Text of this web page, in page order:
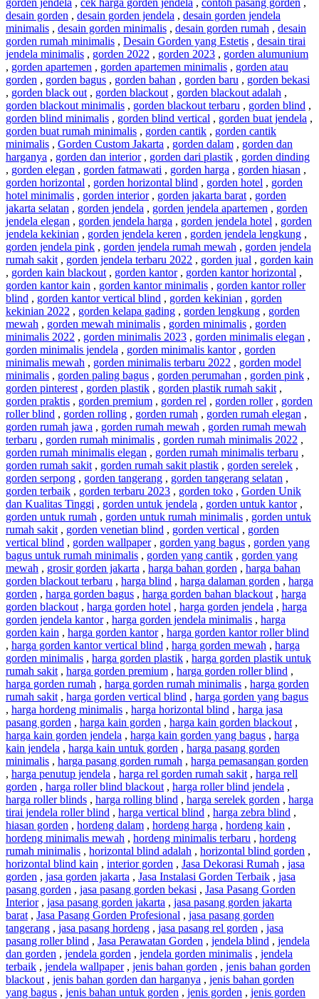
gorden jendela , cek harga gorden jendela , contoh pasang gorden ,
desain gorden , desain gorden jendela , desain gorden jendela
minimalis , desain gorden minimalis , desain gorden rumah , desain
gorden rumah minimalis , Desain Gorden yang Estetis , desain tirai
jendela minimalis , gorden 2022 , gorden 2023 , gorden alumunium
, gorden apartemen , gorden apartemen minimalis , gorden atau
gorden , gorden bagus , gorden bahan , gorden baru , gorden bekasi
, gorden black out , gorden blackout , gorden blackout adalah ,
gorden blackout minimalis , gorden blackout terbaru , gorden blind ,
gorden blind minimalis , gorden blind vertical , gorden buat jendela ,
gorden buat rumah minimalis , gorden cantik , gorden cantik
minimalis , Gorden Custom Jakarta , gorden dalam , gorden dan
harganya , gorden dan interior, gorden dari plastik , gorden dinding
, gorden elegan , gorden fatmawati , gorden harga , gorden hiasan ,
gorden horizontal , gorden horizontal blind , gorden hotel , gorden
hotel minimalis , gorden interior, gorden jakarta barat , gorden
jakarta selatan , gorden jendela , gorden jendela apartemen , gorden
jendela elegan , gorden jendela harga , gorden jendela hotel , gorden
jendela kekinian , gorden jendela keren , gorden jendela lengkung ,
gorden jendela pink , gorden jendela rumah mewah , gorden jendela
rumah sakit , gorden jendela terbaru 2022 , gorden jual , gorden kain
, gorden kain blackout , gorden kantor, gorden kantor horizontal ,
gorden kantor kain , gorden kantor minimalis , gorden kantor roller
blind , gorden kantor vertical blind , gorden kekinian , gorden
kekinian 2022 , gorden kelapa gading , gorden lengkung , gorden
mewah , gorden mewah minimalis , gorden minimalis , gorden
minimalis 2022 , gorden minimalis 2023 , gorden minimalis elegan ,
gorden minimalis jendela , gorden minimalis kantor, gorden
minimalis mewah , gorden minimalis terbaru 2022 , gorden model
minimalis , gorden paling bagus , gorden perumahan , gorden pink ,
gorden pinterest , gorden plastik , gorden plastik rumah sakit ,
gorden praktis , gorden premium , gorden rel , gorden roller, gorden
roller blind , gorden rolling , gorden rumah , gorden rumah elegan ,
gorden rumah jawa , gorden rumah mewah , gorden rumah mewah
terbaru , gorden rumah minimalis , gorden rumah minimalis 2022 ,
gorden rumah minimalis elegan , gorden rumah minimalis terbaru ,
gorden rumah sakit , gorden rumah sakit plastik , gorden serelek ,
gorden serpong , gorden tangerang , gorden tangerang selatan ,
gorden terbaik , gorden terbaru 2023 , gorden toko , Gorden Unik
dan Kualitas Tinggi , gorden untuk jendela , gorden untuk kantor,
gorden untuk rumah , gorden untuk rumah minimalis , gorden untuk
rumah sakit , gorden venetian blind , gorden vertical , gorden
vertical blind , gorden wallpaper, gorden yang bagus , gorden yang
bagus untuk rumah minimalis , gorden yang cantik , gorden yang
mewah , grosir gorden jakarta , harga bahan gorden , harga bahan
gorden blackout terbaru , harga blind , harga dalaman gorden , harga
gorden , harga gorden bagus , harga gorden bahan blackout , harga
gorden blackout , harga gorden hotel , harga gorden jendela , harga
gorden jendela kantor, harga gorden jendela minimalis , harga
gorden kain , harga gorden kantor, harga gorden kantor roller blind
, harga gorden kantor vertical blind , harga gorden mewah , harga
gorden minimalis , harga gorden plastik , harga gorden plastik untuk
rumah sakit , harga gorden premium , harga gorden roller blind ,
harga gorden rumah , harga gorden rumah minimalis , harga gorden
rumah sakit , harga gorden vertical blind , harga gorden yang bagus
, harga hordeng minimalis , harga horizontal blind , harga jasa
pasang gorden , harga kain gorden , harga kain gorden blackout ,
harga kain gorden jendela , harga kain gorden yang bagus , harga
kain jendela , harga kain untuk gorden , harga pasang gorden
minimalis , harga pasang gorden rumah , harga pemasangan gorden
, harga penutup jendela , harga rel gorden rumah sakit , harga rell
gorden , harga roller blind blackout , harga roller blind jendela ,
harga roller blinds , harga rolling blind , harga serelek gorden , harga
tirai jendela roller blind , harga vertical blind , harga zebra blind ,
hiasan gorden , hordeng dalam , hordeng harga , hordeng kain ,
hordeng minimalis mewah , hordeng minimalis terbaru , hordeng
rumah minimalis , horizontal blind adalah , horizontal blind gorden ,
horizontal blind kain , interior gorden , Jasa Dekorasi Rumah , jasa
gorden , jasa gorden jakarta , Jasa Instalasi Gorden Terbaik , jasa
pasang gorden , jasa pasang gorden bekasi , Jasa Pasang Gorden
Interior, jasa pasang gorden jakarta , jasa pasang gorden jakarta
barat , Jasa Pasang Gorden Profesional , jasa pasang gorden
tangerang , jasa pasang hordeng , jasa pasang rel gorden , jasa
pasang roller blind , Jasa Perawatan Gorden , jendela blind , jendela
dan gorden , jendela gorden , jendela gorden minimalis , jendela
terbaik , jendela wallpaper, jenis bahan gorden , jenis bahan gorden
blackout , jenis bahan gorden dan harganya , jenis bahan gorden
yang bagus , jenis bahan untuk gorden , jenis gorden , jenis gorden